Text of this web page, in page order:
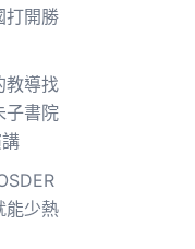
打開勝
教導找
書院
能少熱